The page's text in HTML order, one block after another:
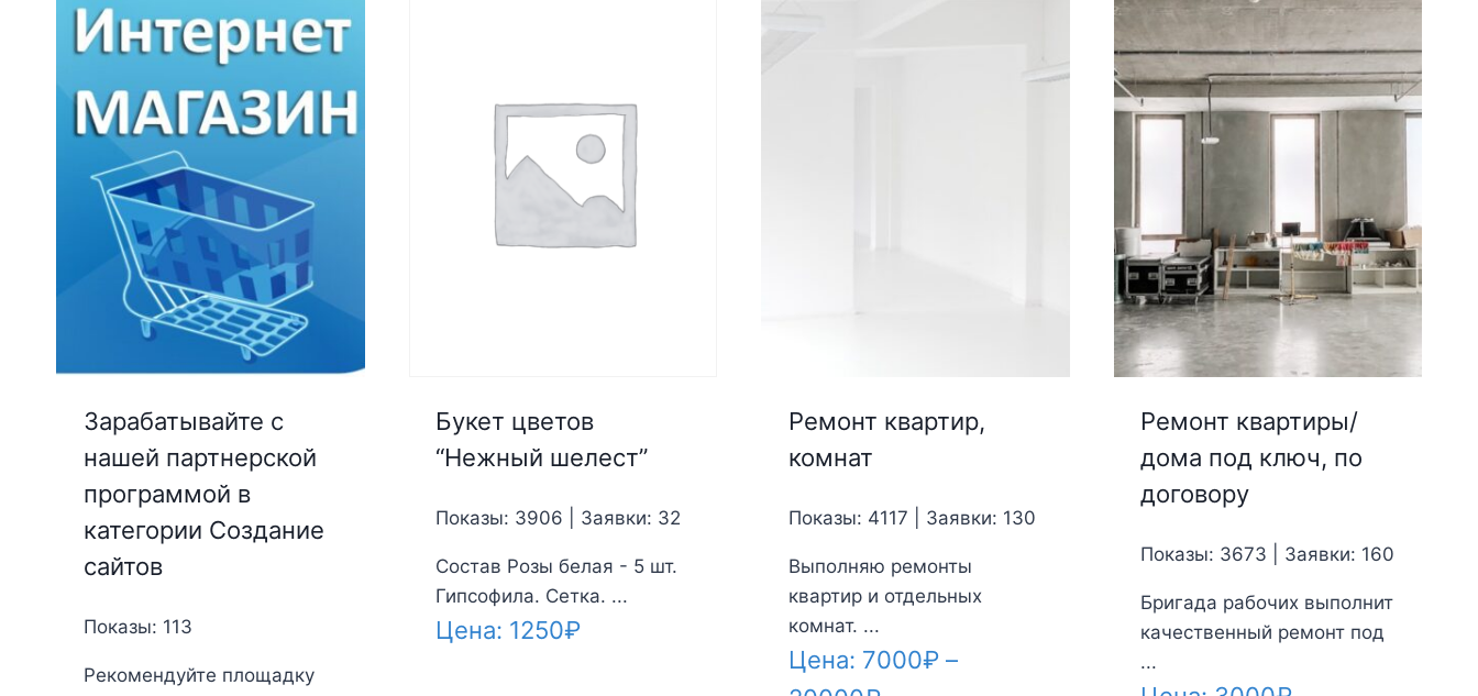
Зарабатывайте с
нашей партнерской
программой в
категории Создание
сайтов
Показы: 113
Рекомендуйте площадку
Букет цветов
“Нежный шелест”
Показы: 3906 | Заявки: 32
Состав Розы белая - 5 шт.
Гипсофила. Сетка. ...
Цена: 1250₽
Ремонт квартир,
комнат
Показы: 4117 | Заявки: 130
Выполняю ремонты
квартир и отдельных
комнат. ...
Цена: 7000₽ –
Ремонт квартиры/
дома под ключ, по
договору
Показы: 3673 | Заявки: 160
Бригада рабочих выполнит
качественный ремонт под
...